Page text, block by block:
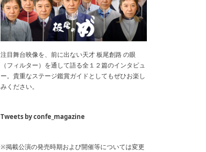
注目舞台映像を、前に出ない天才 板尾創路 の眼
（フィルター）を通して語る全１２篇のインタビュ
ー。貴重なステージ鑑賞ガイドとしてもぜひお楽し
みください。
Tweets by confe_magazine
※掲載公演の発売時期および開催等については変更